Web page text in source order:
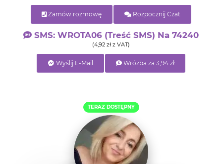
Zamów rozmowę Rozpocznij Czat
SMS: WROTA06 (treść SMS) Na 74240
(4,92 zł z VAT)
Wyślij E-Mail Wróżba za 3,94 zł
TERAZ DOSTĘPNY